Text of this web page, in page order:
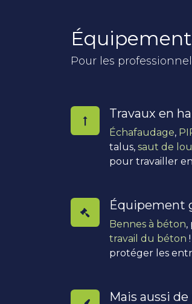
Pour les
Travaux en
Échafaudage,
talus, saut de
pour travailler
Équipement
Bennes à béton,
travail du béton
protéger les
Mais aussi